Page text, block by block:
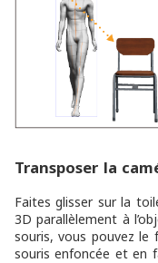
Transposer la
Faites glisser sur la
3D parallèlement à
souris, vous pouvez
souris enfoncée et en